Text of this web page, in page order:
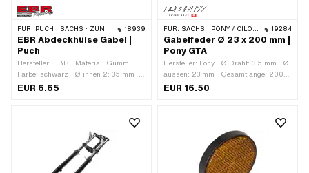
FÜR: PUCH · SACHS · ZÜNDAPP BELMONDO 18939
EBR Abdeckhülse Gabel |
Puch
Hersteller: EBR · Material: Gummi ·
Farbe: schwarz · Ø innen 2: 35 mm ·
Gesamtlänge: 44 mm · Ø innen: 27
EUR 6.65
FÜR: SACHS · PONY / CILO (BETA 521 & 512) 19284
Gabelfeder Ø 23 x 200 mm |
Pony GTA
Hersteller: Pony · Ø Draht: 3.5 mm · Ø
aussen: 23 mm · Gesamtlänge: 200
mm
EUR 16.50